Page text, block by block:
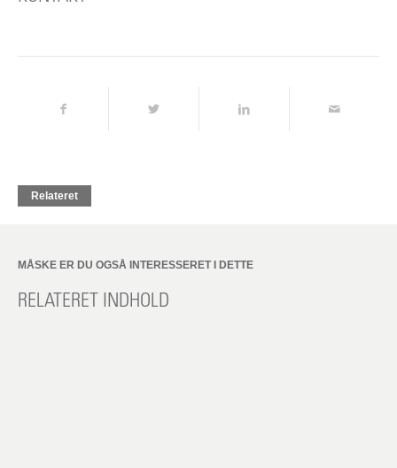
Relateret
MÅSKE ER DU OGSÅ INTERESSERET I DETTE
RELATERET INDHOLD